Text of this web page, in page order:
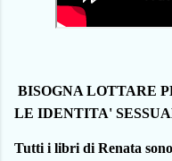
BISOGNA LOTTARE
LE IDENTITA'
Tutti i libri di Renata